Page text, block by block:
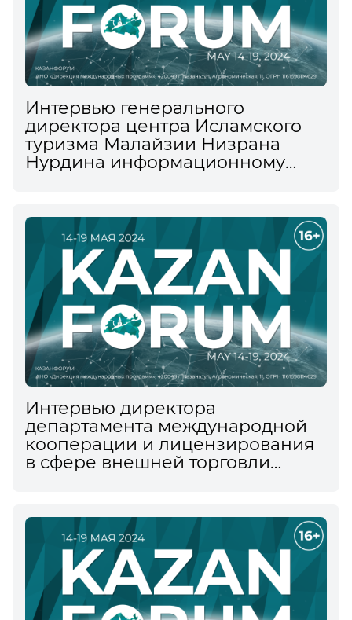
Интервью генерального
директора центра Исламского
туризма Малайзии Низрана
Нурдина информационному
экономическом форуме
Интервью директора
департамента международной
кооперации и лицензирования
в сфере внешней торговли
агентству ТАСС на XV
Международном
экономическом форуме